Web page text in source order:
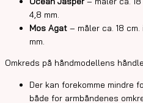
4,8 mm.
Mos Agat – måler ca. 18
mm.
Omkreds på håndmodellens
Der kan forekomme mindre
både for armbåndenes